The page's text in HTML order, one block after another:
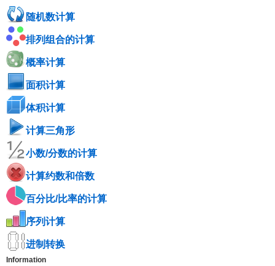
随机数计算
排列组合的计算
概率计算
面积计算
体积计算
计算三角形
小数/分数的计算
计算约数和倍数
百分比/比率的计算
序列计算
进制转换
Information